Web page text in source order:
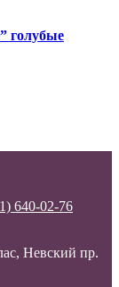
голубые
640-02-76
Невский пр.